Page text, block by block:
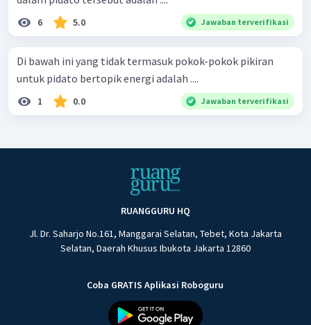
6 5.0 Jawaban terverifikasi
Di bawah ini yang tidak termasuk pokok-pokok pikiran
untuk pidato bertopik energi adalah ....
1 0.0 Jawaban terverifikasi
RUANGGURU HQ
Jl. Dr. Saharjo No.161, Manggarai Selatan, Tebet, Kota Jakarta
Selatan, Daerah Khusus Ibukota Jakarta 12860
Coba GRATIS Aplikasi Roboguru